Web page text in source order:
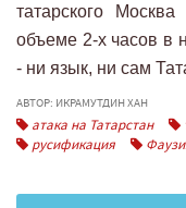
татарского
объеме 2-х часов в
- ни язык, ни сам
АВТОР: ИКРАМУТДИН ХАН
атака на Татарстан
русификация